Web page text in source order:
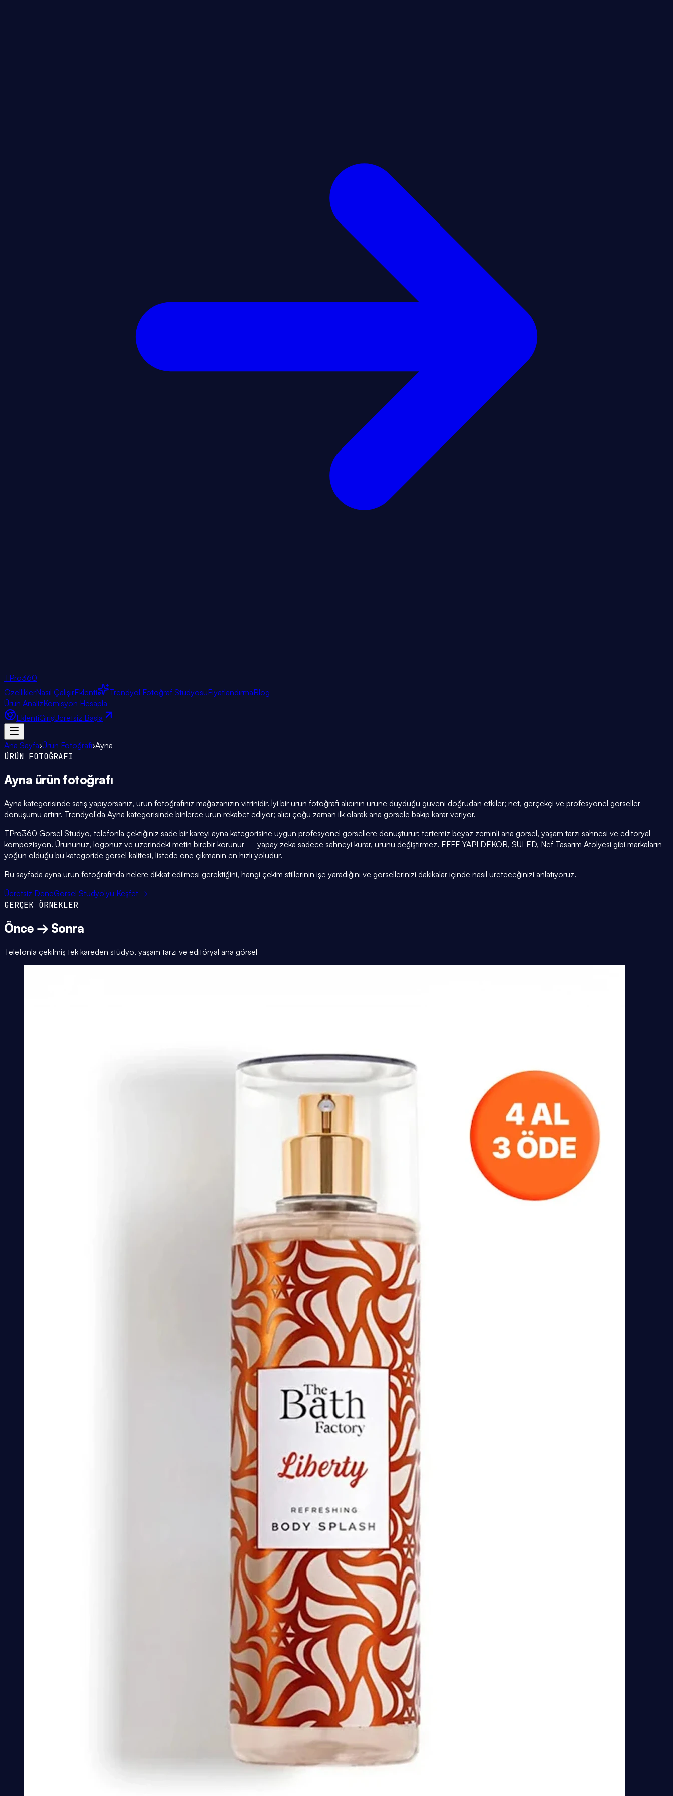
TPro360
ÖzelliklerNasıl ÇalışırEklenti Trendyol Fotoğraf StüdyosuFiyatlandırmaBlog
Ürün AnalizKomisyon Hesapla
EklentiGirişÜcretsiz Başla
Ana Sayfa›Ürün Fotoğrafı›Ayna
ÜRÜN FOTOĞRAFI
Ayna ürün fotoğrafı
Ayna kategorisinde satış yapıyorsanız, ürün fotoğrafınız mağazanızın vitrinidir. İyi bir ürün fotoğrafı alıcının ürüne duyduğu güveni doğrudan etkiler; net, gerçekçi ve profesyonel görseller
dönüşümü artırır. Trendyol'da Ayna kategorisinde binlerce ürün rekabet ediyor; alıcı çoğu zaman ilk olarak ana görsele bakıp karar veriyor.
TPro360 Görsel Stüdyo, telefonla çektiğiniz sade bir kareyi ayna kategorisine uygun profesyonel görsellere dönüştürür: tertemiz beyaz zeminli ana görsel, yaşam tarzı sahnesi ve editöryal
kompozisyon. Ürününüz, logonuz ve üzerindeki metin birebir korunur — yapay zeka sadece sahneyi kurar, ürünü değiştirmez. EFFE YAPI DEKOR, SULED, Nef Tasarım Atölyesi gibi markaların
yoğun olduğu bu kategoride görsel kalitesi, listede öne çıkmanın en hızlı yoludur.
Bu sayfada ayna ürün fotoğrafında nelere dikkat edilmesi gerektiğini, hangi çekim stillerinin işe yaradığını ve görsellerinizi dakikalar içinde nasıl üreteceğinizi anlatıyoruz.
Ücretsiz DeneGörsel Stüdyo'yu Keşfet →
GERÇEK ÖRNEKLER
Önce → Sonra
Telefonla çekilmiş tek kareden stüdyo, yaşam tarzı ve editöryal ana görsel